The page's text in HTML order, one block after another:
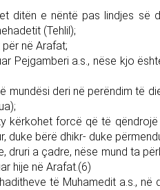
ditën e nëntë pas lindjes së
(Tehlil);
në Arafat;
Pejgamberi a.s., nëse kjo
deri në perëndim të
kërkohet forcë që të
duke bërë dhikr- duke
druri a çadre, nëse mund ta
hije në Arafat.(6)
të Muhamedit a.s.,